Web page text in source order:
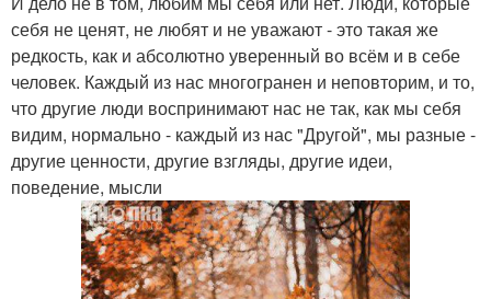
себя не ценят, не любят и не уважают - это такая же
редкость, как и абсолютно уверенный во всём и в себе
человек. Каждый из нас многогранен и неповторим, и то,
что другие люди воспринимают нас не так, как мы себя
видим, нормально - каждый из нас "Другой", мы разные -
другие ценности, другие взгляды, другие идеи,
поведение, мысли